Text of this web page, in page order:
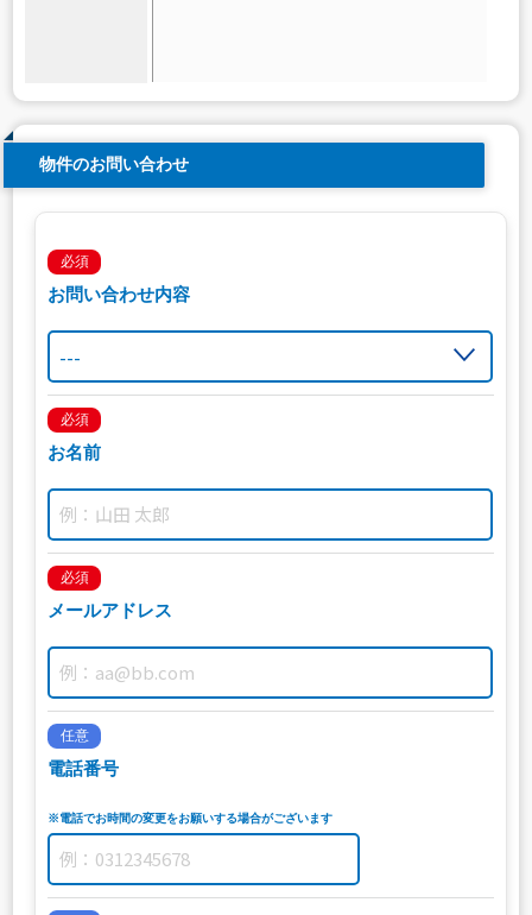
物件のお問い合わせ
必須
お問い合わせ内容
必須
お名前
必須
メールアドレス
任意
電話番号
※電話でお時間の変更をお願いする場合がございます